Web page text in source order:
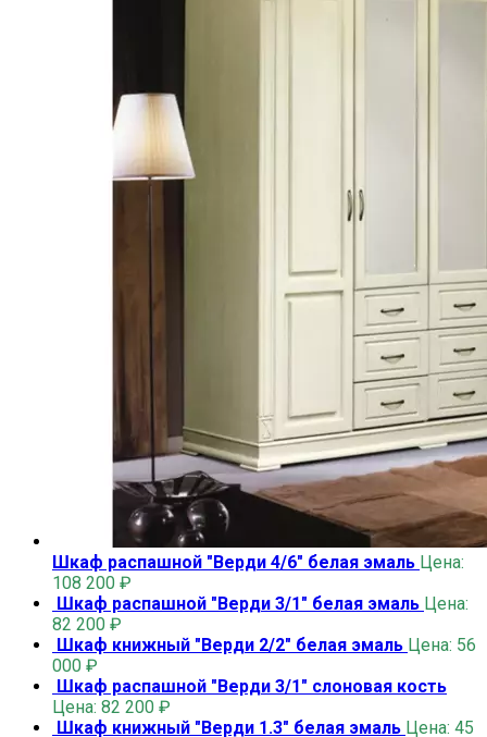
Шкаф распашной "Верди 4/6" белая эмаль Цена:
108 200 ₽
Шкаф распашной "Верди 3/1" белая эмаль Цена:
82 200 ₽
Шкаф книжный "Верди 2/2" белая эмаль Цена: 56
000 ₽
Шкаф распашной "Верди 3/1" слоновая кость
Цена: 82 200 ₽
Шкаф книжный "Верди 1.3" белая эмаль Цена: 45